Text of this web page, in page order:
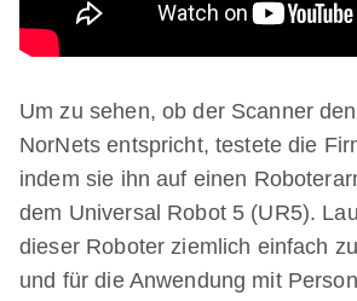
Um zu sehen, ob der Scanner
NorNets entspricht, testete die
indem sie ihn auf einen
dem Universal Robot 5 (UR5).
dieser Roboter ziemlich einfach
und für die Anwendung mit